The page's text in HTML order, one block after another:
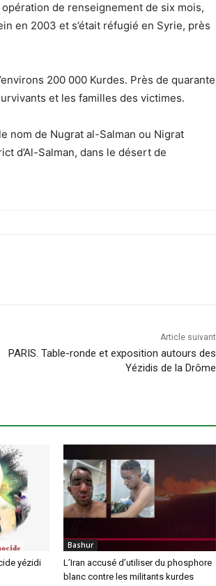
de renseignement de six mois,
en 2003 et s’était réfugié en Syrie, près
200 000 Kurdes. Près de quarante
et les familles des victimes.
nom de Nugrat al-Salman ou Nigrat
d’Al-Salman, dans le désert de
Article suivant
PARIS. Table-ronde et exposition autours des
Yézidis de la Drôme
yézidi
Bashur
L’Iran accusé d’utiliser du phosphore
blanc contre les militants kurdes